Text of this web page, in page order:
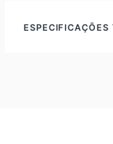
ESPECIFICAÇÕES